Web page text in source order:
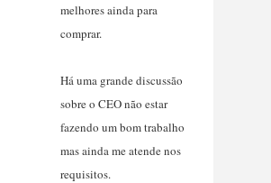
melhores ainda para
comprar.
Há uma grande discussão
sobre o CEO não estar
fazendo um bom trabalho
mas ainda me atende nos
requisitos.